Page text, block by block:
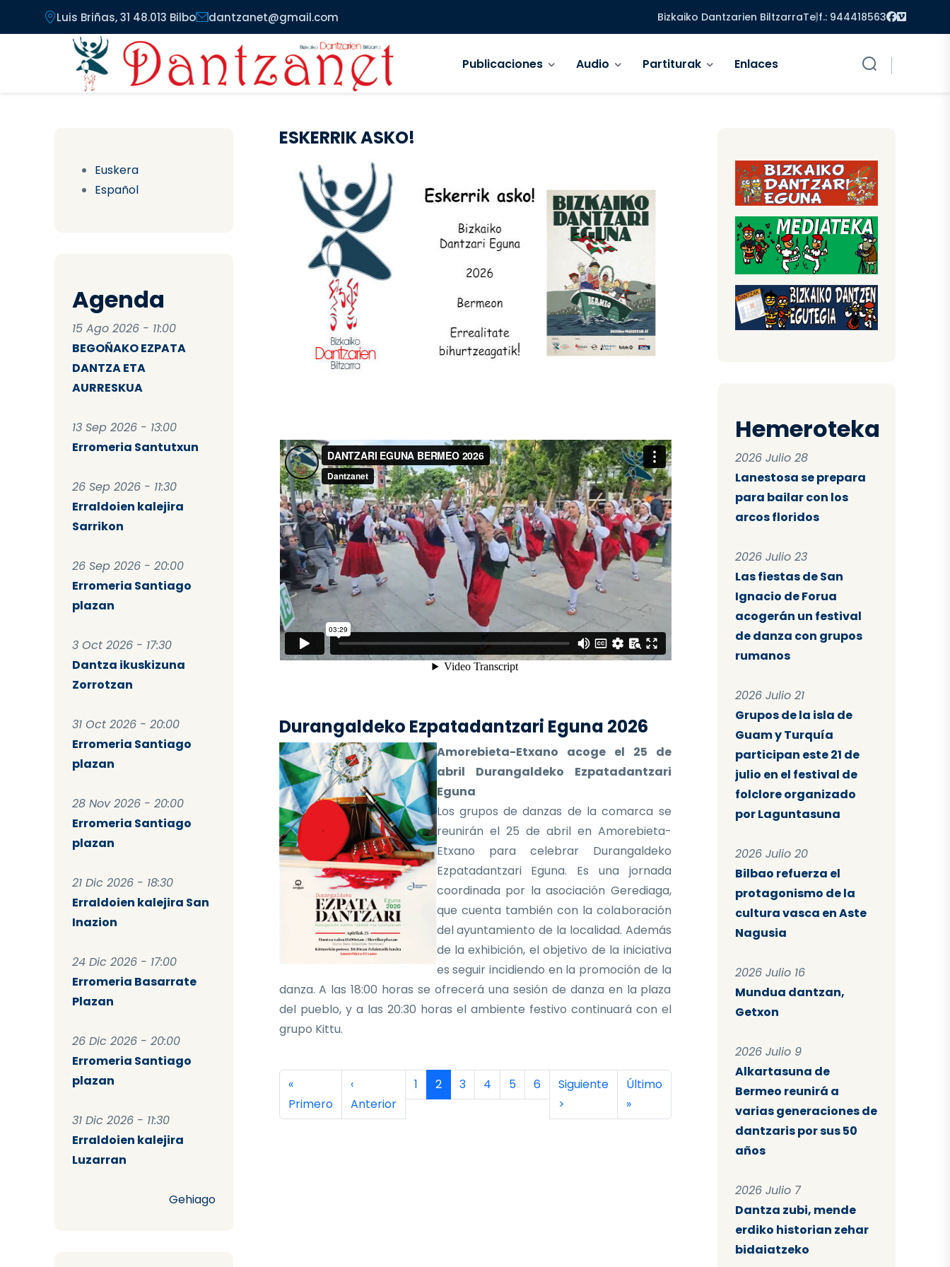
Pasar al contenido principal
Luis Briñas, 31 48.013 Bilbo dantzanet@gmail.com Bizkaiko Dantzarien BiltzarraTelf.: 944418563 Facebook
Vimeo
Publicaciones Audio Partiturak Enlaces
Euskera
Español
Agenda
15 Ago 2026 - 11:00
BEGOÑAKO EZPATA
DANTZA ETA
AURRESKUA
13 Sep 2026 - 13:00
Erromeria Santutxun
26 Sep 2026 - 11:30
Erraldoien kalejira
Sarrikon
26 Sep 2026 - 20:00
Erromeria Santiago
plazan
3 Oct 2026 - 17:30
Dantza ikuskizuna
Zorrotzan
31 Oct 2026 - 20:00
Erromeria Santiago
plazan
28 Nov 2026 - 20:00
Erromeria Santiago
plazan
21 Dic 2026 - 18:30
Erraldoien kalejira San
Inazion
24 Dic 2026 - 17:00
Erromeria Basarrate
Plazan
26 Dic 2026 - 20:00
Erromeria Santiago
plazan
31 Dic 2026 - 11:30
Erraldoien kalejira
Luzarran
Gehiago
ESKERRIK ASKO!
Durangaldeko Ezpatadantzari Eguna 2026
Amorebieta-Etxano acoge el 25 de
abril Durangaldeko Ezpatadantzari
Eguna
Los grupos de danzas de la comarca se
reunirán el 25 de abril en Amorebieta-
Etxano para celebrar Durangaldeko
Ezpatadantzari Eguna. Es una jornada
coordinada por la asociación Gerediaga,
que cuenta también con la colaboración
del ayuntamiento de la localidad. Además
de la exhibición, el objetivo de la iniciativa
es seguir incidiendo en la promoción de la
danza. A las 18:00 horas se ofrecerá una sesión de danza en la plaza
del pueblo, y a las 20:30 horas el ambiente festivo continuará con el
grupo Kittu.
Paginación
Primera página
«
Primero
Página anterior
‹
Anterior
Página
1 Página actual
2 Página
3 Página
4 Página
5 Página
6 Siguiente página
Siguiente
>
Última página
Último
»
Hemeroteka
2026 Julio 28
Lanestosa se prepara
para bailar con los
arcos floridos
2026 Julio 23
Las fiestas de San
Ignacio de Forua
acogerán un festival
de danza con grupos
rumanos
2026 Julio 21
Grupos de la isla de
Guam y Turquía
participan este 21 de
julio en el festival de
folclore organizado
por Laguntasuna
2026 Julio 20
Bilbao refuerza el
protagonismo de la
cultura vasca en Aste
Nagusia
2026 Julio 16
Mundua dantzan,
Getxon
2026 Julio 9
Alkartasuna de
Bermeo reunirá a
varias generaciones de
dantzaris por sus 50
años
2026 Julio 7
Dantza zubi, mende
erdiko historian zehar
bidaiatzeko